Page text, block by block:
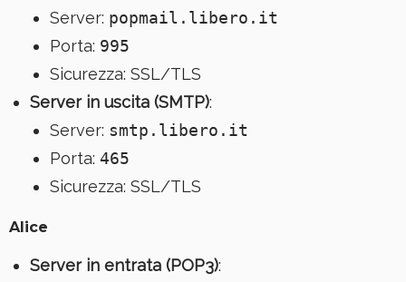
Server: popmail.libero.it
Porta: 995
Sicurezza: SSL/TLS
Server in uscita (SMTP):
Server: smtp.libero.it
Porta: 465
Sicurezza: SSL/TLS
Alice
Server in entrata (POP3):